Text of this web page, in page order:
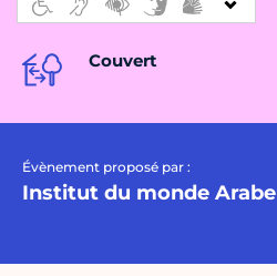
Couvert
Évènement proposé par :
Institut du monde Arabe